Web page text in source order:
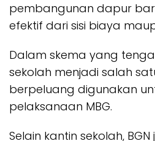
pembangunan dapur
efektif dari sisi biaya
Dalam skema yang
sekolah menjadi salah
berpeluang digunakan
pelaksanaan MBG.
Selain kantin sekolah,